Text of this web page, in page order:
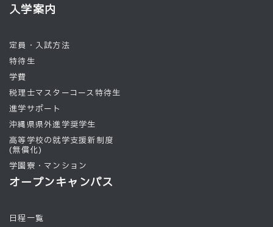
入学案内
定員・入試方法
特待生
学費
税理士マスターコース特待生
進学サポート
沖縄県県外進学奨学生
高等学校の就学支援新制度
(無償化)
学園寮・マンション
オープンキャンパス
日程一覧